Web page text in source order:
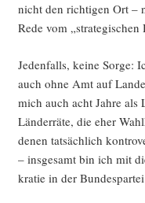
nicht den rich­ti­gen Ort –
Rede vom „stra­te­gi­schen
Jeden­falls, kei­ne Sor­ge:
auch ohne Amt auf
mich auch acht Jah­re als
Län­der­rä­te, die eher
denen tat­säch­lich
– ins­ge­samt bin ich mit
kra­tie in der